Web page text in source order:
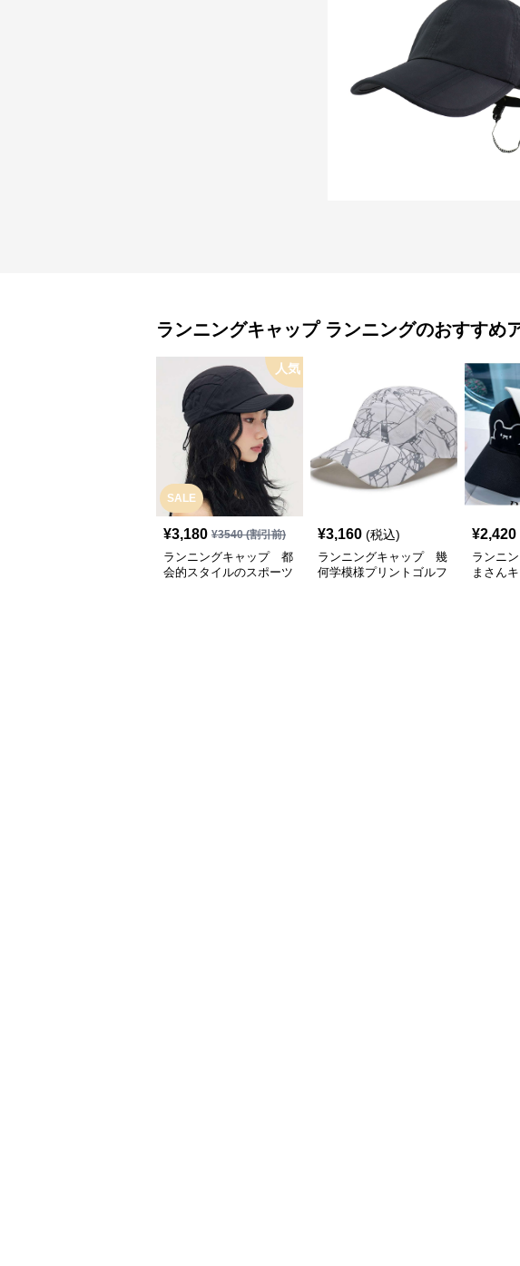
ランニングキャップ ランニングのおすすめ
SALE
人気
¥3,180 ¥3540(割引前)
ランニングキャップ 都
会的スタイルのスポーツ
¥3,160 (税込)
ランニングキャップ 幾
何学模様プリントゴルフ
¥2,420
ランニ
まさん